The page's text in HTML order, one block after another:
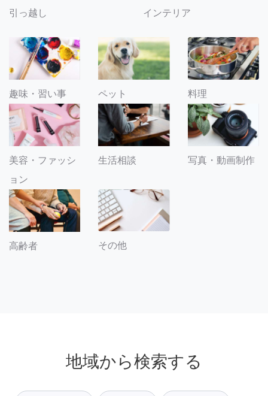
引っ越し インテリア
趣味・習い事 ペット 料理
美容・ファッシ
ョン
生活相談 写真・動画制作
高齢者 その他
地域から検索する